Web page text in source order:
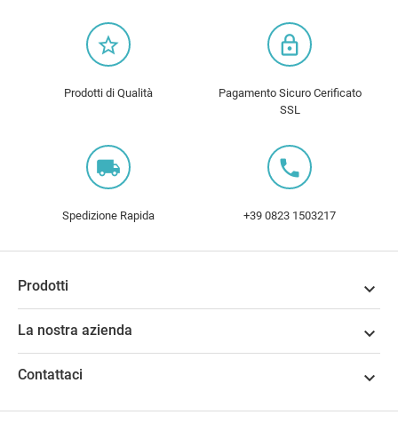
star_border
Prodotti di Qualità
lock_outline
Pagamento Sicuro Cerificato
SSL
local_shipping
Spedizione Rapida
local_phone
+39 0823 1503217
Prodotti 
La nostra azienda 
Contattaci 